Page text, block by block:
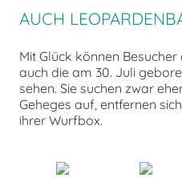
AUCH
Mit Glück können
auch die am 30. Juli
sehen. Sie suchen zwar
Geheges auf, entfernen
ihrer Wurfbox.